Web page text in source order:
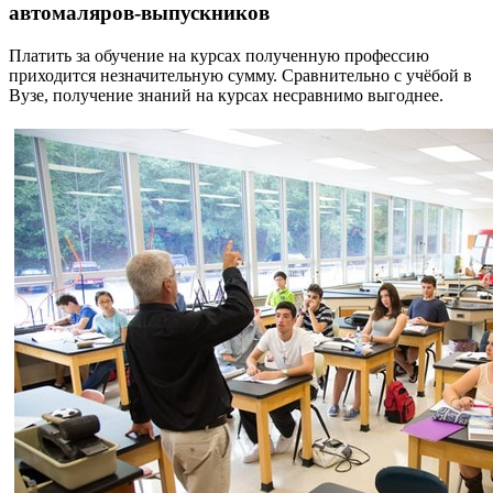
автомаляров-выпускников
Платить за обучение на курсах полученную профессию
приходится незначительную сумму. Сравнительно с учёбой в
Вузе, получение знаний на курсах несравнимо выгоднее.